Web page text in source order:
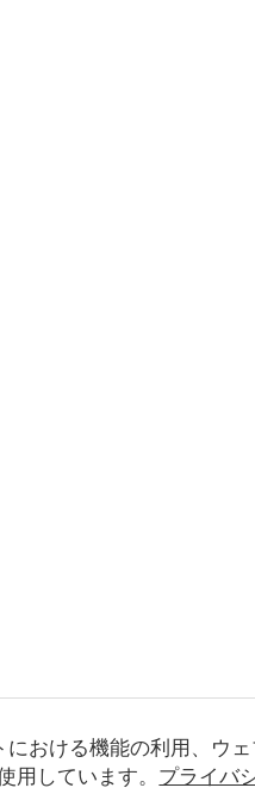
おける機能の利用、ウ
用しています。 プライバ